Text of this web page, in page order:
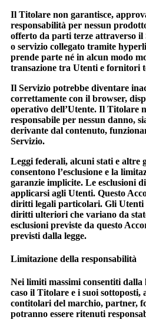
Il Titolare non garantisce,
responsabilità per nessun
offerto da parti terze attraverso il
o servizio collegato tramite
prende parte né in alcun modo
transazione tra Utenti e fornitori
Il Servizio potrebbe diventare
correttamente con il browser,
operativo dell’Utente. Il Titolare
responsabile per nessun danno,
derivante dal contenuto,
Servizio.
Leggi federali, alcuni stati e altre
consentono l’esclusione e la
garanzie implicite. Le esclusioni
applicarsi agli Utenti. Questo
diritti legali particolari. Gli Utenti
diritti ulteriori che variano da
esclusioni previste da questo
previsti dalla legge.
Limitazione della responsabilità
Nei limiti massimi consentiti dalla
caso il Titolare e i suoi
contitolari del marchio, partner,
potranno essere ritenuti